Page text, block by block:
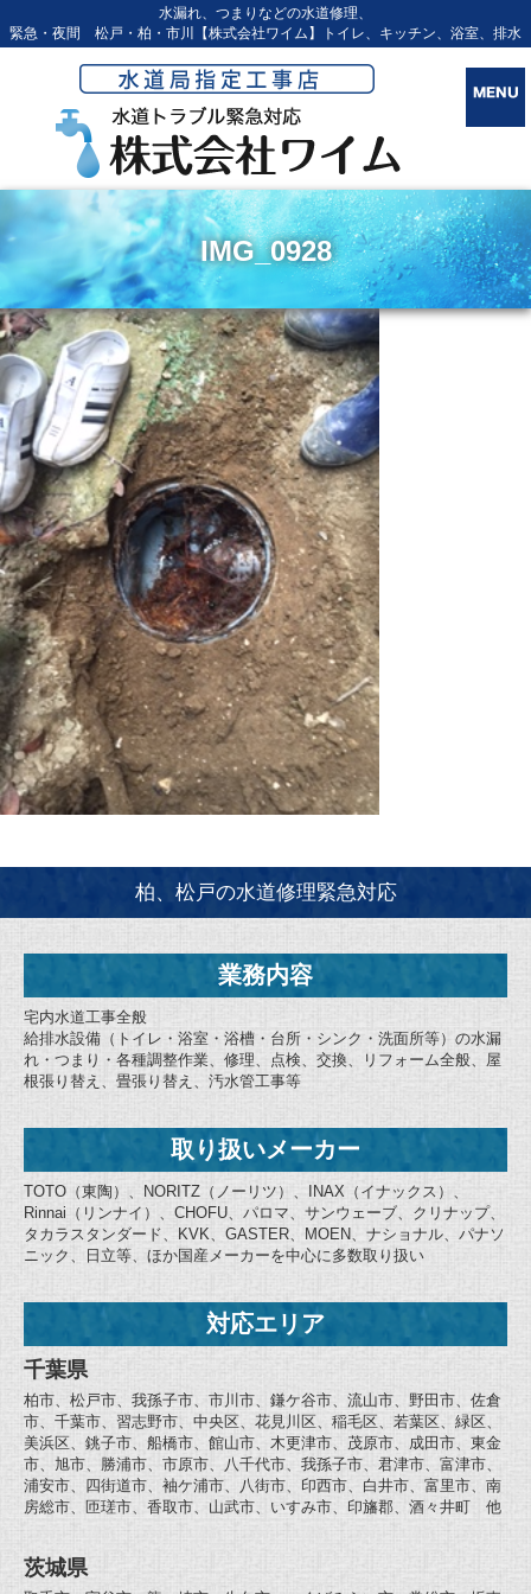
水漏れ、つまりなどの水道修理、
緊急・夜間 松戸・柏・市川【株式会社ワイム】トイレ、キッチン、浴室、排水
IMG_0928
柏、松戸の水道修理緊急対応
業務内容
宅内水道工事全般
給排水設備（トイレ・浴室・浴槽・台所・シンク・洗面所等）の水漏
れ・つまり・各種調整作業、修理、点検、交換、リフォーム全般、屋
根張り替え、畳張り替え、汚水管工事等
取り扱いメーカー
TOTO（東陶）、NORITZ（ノーリツ）、INAX（イナックス）、
Rinnai（リンナイ）、CHOFU、パロマ、サンウェーブ、クリナップ、
タカラスタンダード、KVK、GASTER、MOEN、ナショナル、パナソ
ニック、日立等、ほか国産メーカーを中心に多数取り扱い
対応エリア
千葉県
柏市、松戸市、我孫子市、市川市、鎌ケ谷市、流山市、野田市、佐倉
市、千葉市、習志野市、中央区、花見川区、稲毛区、若葉区、緑区、
美浜区、銚子市、船橋市、館山市、木更津市、茂原市、成田市、東金
市、旭市、勝浦市、市原市、八千代市、我孫子市、君津市、富津市、
浦安市、四街道市、袖ケ浦市、八街市、印西市、白井市、富里市、南
房総市、匝瑳市、香取市、山武市、いすみ市、印旛郡、酒々井町 他
茨城県